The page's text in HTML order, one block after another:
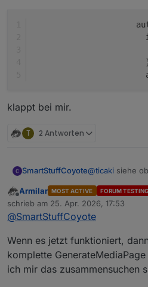
klappt bei mir.
T 2 Antworten
SmartStuffCoyote@ticaki siehe
".SqueezePlay."
falsch. Das
Hab aber
heul
author =
author
Das kann aber
wird ja
undefined sein.
Offline
Armilar MOST ACTIVE FORUM TESTING
schrieb am 25. Apr. 2026, 17:53
zuletzt editiert von
@SmartStuffCoyote
Wenn es jetzt funktioniert,
komplette
ich mir das zusammensuchen